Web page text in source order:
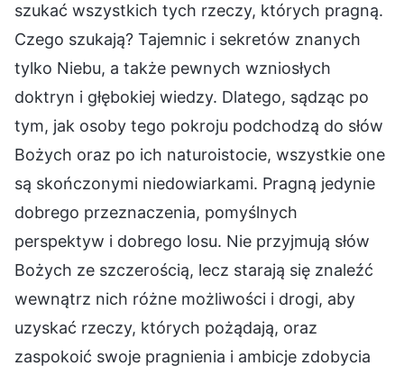
szukać wszystkich tych rzeczy, których pragną.
Czego szukają? Tajemnic i sekretów znanych
tylko Niebu, a także pewnych wzniosłych
doktryn i głębokiej wiedzy. Dlatego, sądząc po
tym, jak osoby tego pokroju podchodzą do słów
Bożych oraz po ich naturoistocie, wszystkie one
są skończonymi niedowiarkami. Pragną jedynie
dobrego przeznaczenia, pomyślnych
perspektyw i dobrego losu. Nie przyjmują słów
Bożych ze szczerością, lecz starają się znaleźć
wewnątrz nich różne możliwości i drogi, aby
uzyskać rzeczy, których pożądają, oraz
zaspokoić swoje pragnienia i ambicje zdobycia